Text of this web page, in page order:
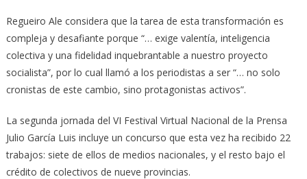
Regueiro Ale considera que la tarea de esta transformación es
compleja y desafiante porque “… exige valentía, inteligencia
colectiva y una fidelidad inquebrantable a nuestro proyecto
socialista”, por lo cual llamó a los periodistas a ser “… no solo
cronistas de este cambio, sino protagonistas activos”.
La segunda jornada del VI Festival Virtual Nacional de la Prensa
Julio García Luis incluye un concurso que esta vez ha recibido 22
trabajos: siete de ellos de medios nacionales, y el resto bajo el
crédito de colectivos de nueve provincias.